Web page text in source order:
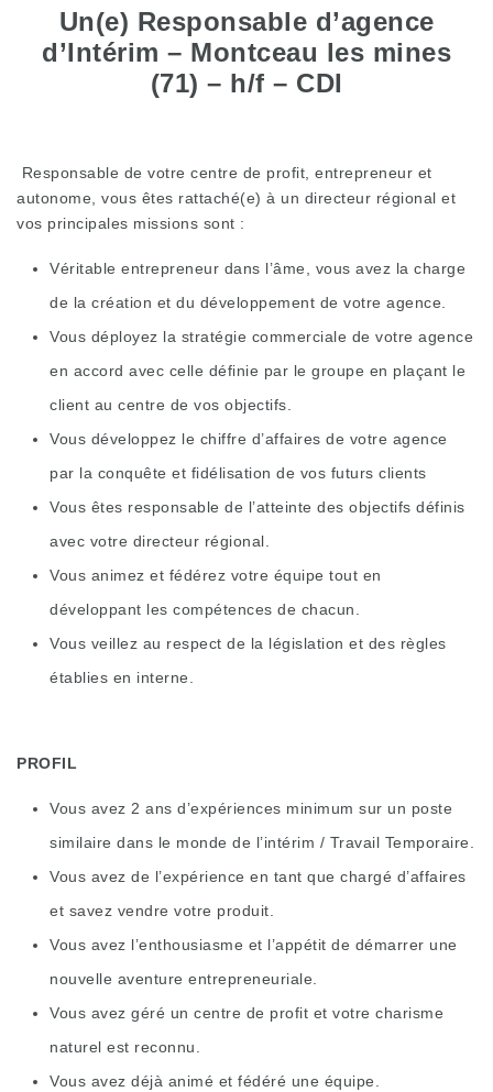
Un(e) Responsable d’agence
d’Intérim – Montceau les mines
(71) – h/f – CDI
Responsable de votre centre de profit, entrepreneur et
autonome, vous êtes rattaché(e) à un directeur régional et
vos principales missions sont :
Véritable entrepreneur dans l’âme, vous avez la charge
de la création et du développement de votre agence.
Vous déployez la stratégie commerciale de votre agence
en accord avec celle définie par le groupe en plaçant le
client au centre de vos objectifs.
Vous développez le chiffre d’affaires de votre agence
par la conquête et fidélisation de vos futurs clients
Vous êtes responsable de l’atteinte des objectifs définis
avec votre directeur régional.
Vous animez et fédérez votre équipe tout en
développant les compétences de chacun.
Vous veillez au respect de la législation et des règles
établies en interne.
PROFIL
Vous avez 2 ans d’expériences minimum sur un poste
similaire dans le monde de l’intérim / Travail Temporaire.
Vous avez de l’expérience en tant que chargé d’affaires
et savez vendre votre produit.
Vous avez l’enthousiasme et l’appétit de démarrer une
nouvelle aventure entrepreneuriale.
Vous avez géré un centre de profit et votre charisme
naturel est reconnu.
Vous avez déjà animé et fédéré une équipe.